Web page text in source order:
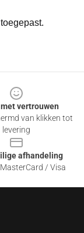
vertrouwen
van klikken tot
levering
afhandeling
/ Visa